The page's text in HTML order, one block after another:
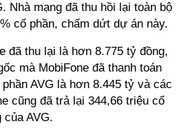
Nhà mạng đã thu hồi lại toàn bộ
cổ phần, chấm dứt dự án này.
đã thu lại là hơn 8.775 tỷ đồng,
mà MobiFone đã thanh toán
AVG là hơn 8.445 tỷ và các
cũng đã trả lại 344,66 triệu cổ
của AVG.